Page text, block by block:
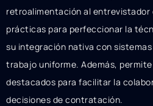
retroalimentación al entrevistador
prácticas para perfeccionar la
su integración nativa con
trabajo uniforme. Además,
destacados para facilitar la
decisiones de contratación.